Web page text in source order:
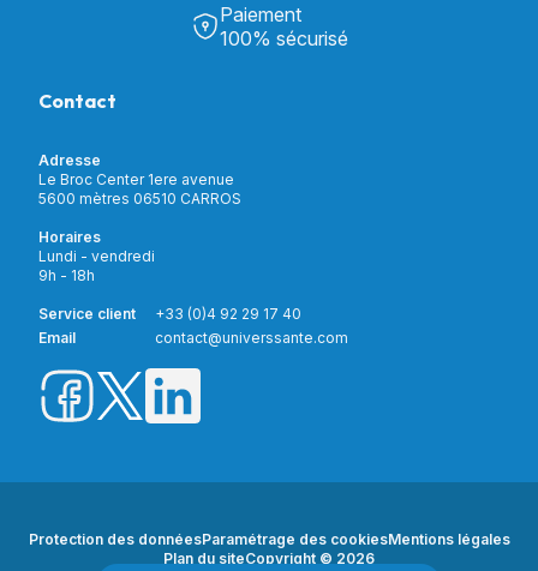
Puériculture
Incontinence
Soins & Diagnostic
Aide à la mobilité
Matériel de location
Nouveautés
Promotions
Prix barrés
Découvrir Univers Santé
Notre catalogue
Mon compte
Livraison et paiement
Paiement
100% sécurisé
Contact
Adresse
Le Broc Center 1ere avenue
5600 mètres 06510 CARROS
Horaires
Lundi - vendredi
9h - 18h
Service client
+33 (0)4 92 29 17 40
Email
contact@universsante.com
Protection des donnéesParamétrage des cookiesMentions légales
Plan du siteCopyright © 2026